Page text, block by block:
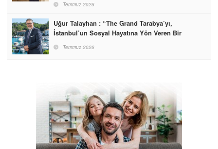
Temmuz 2026
Uğur Talayhan : “The Grand Tarabya’yı,
İstanbul’un Sosyal Hayatına Yön Veren Bir
Temmuz 2026